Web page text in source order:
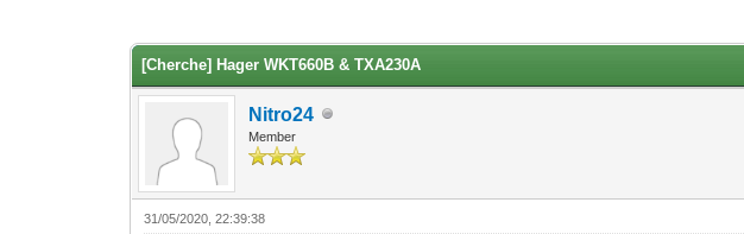
[Cherche] Hager WKT660B & TXA230A
Nitro24
Member
31/05/2020, 22:39:38